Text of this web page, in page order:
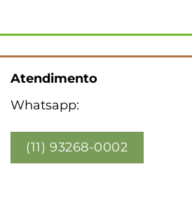
Atendimento
Whatsapp:
(11) 93268-0002